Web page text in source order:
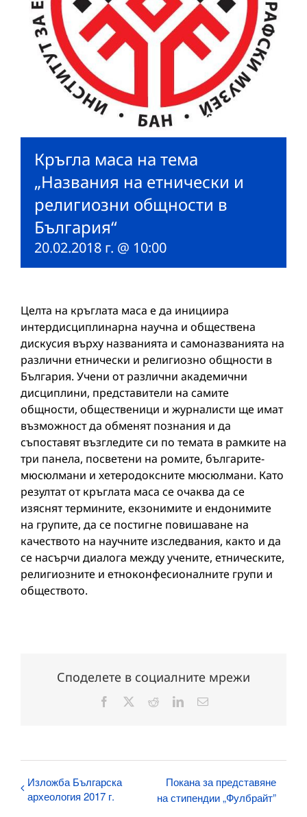
Кръгла маса на тема
„Названия на етнически и
религиозни общности в
България“
20.02.2018 г. @ 10:00
Целта на кръглата маса е да инициира
интердисциплинарна научна и обществена
дискусия върху названията и самоназванията на
различни етнически и религиозно общности в
България. Учени от различни академични
дисциплини, представители на самите
общности, общественици и журналисти ще имат
възможност да обменят познания и да
съпоставят възгледите си по темата в рамките на
три панела, посветени на ромите, българите-
мюсюлмани и хетеродоксните мюсюлмани. Като
резултат от кръглата маса се очаква да се
изяснят термините, екзонимите и ендонимите
на групите, да се постигне повишаване на
качеството на научните изследвания, както и да
се насърчи диалога между учените, етническите,
религиозните и етноконфесионалните групи и
обществото.
Споделете в социалните мрежи
Facebook RedditLinkedInЕлектронна
Изложба Българска
археология 2017 г.
Покана за представяне
на стипендии „Фулбрайт”